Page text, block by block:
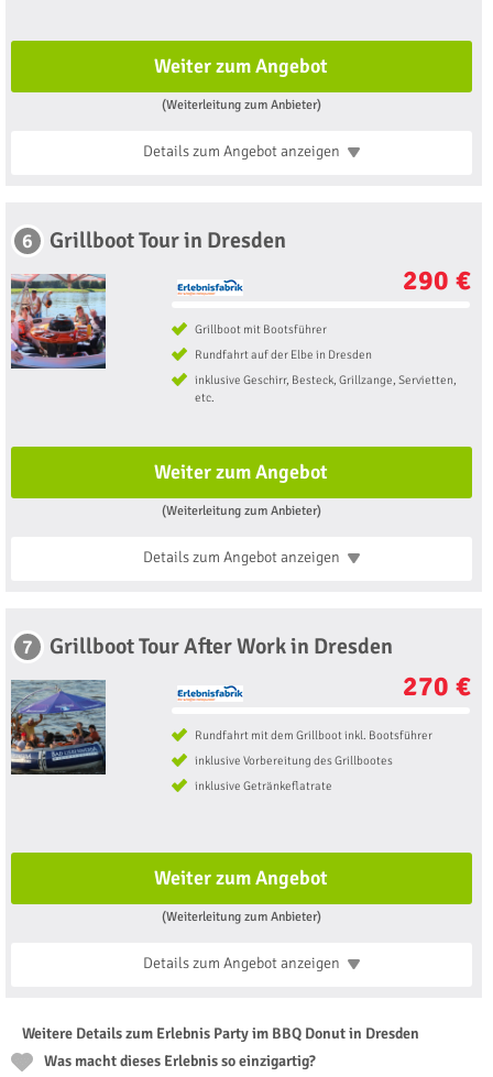
Weiter zum Angebot
(Weiterleitung zum Anbieter)
Details zum Angebotanzeigen
6 Grillboot Tour in Dresden
290 €
Grillboot mit Bootsführer
Rundfahrt auf der Elbe in Dresden
inklusive Geschirr, Besteck, Grillzange, Servietten,
etc.
Weiter zum Angebot
(Weiterleitung zum Anbieter)
Details zum Angebotanzeigen
7 Grillboot Tour After Work in Dresden
270 €
Rundfahrt mit dem Grillboot inkl. Bootsführer
inklusive Vorbereitung des Grillbootes
inklusive Getränkeflatrate
Weiter zum Angebot
(Weiterleitung zum Anbieter)
Details zum Angebotanzeigen
Weitere Details zum Erlebnis Party im BBQ Donut in Dresden
Was macht dieses Erlebnis so einzigartig?